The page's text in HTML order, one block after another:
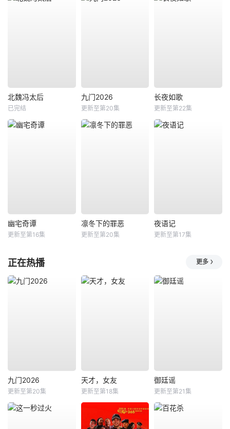
北魏冯太后
已完结
九门2026
更新至第20集
长夜如歌
更新至第22集
幽宅奇谭
更新至第16集
凛冬下的罪恶
更新至第20集
夜语记
更新至第17集
正在热播 更多
九门2026
更新至第20集
天才，女友
更新至第18集
御廷谣
更新至第21集